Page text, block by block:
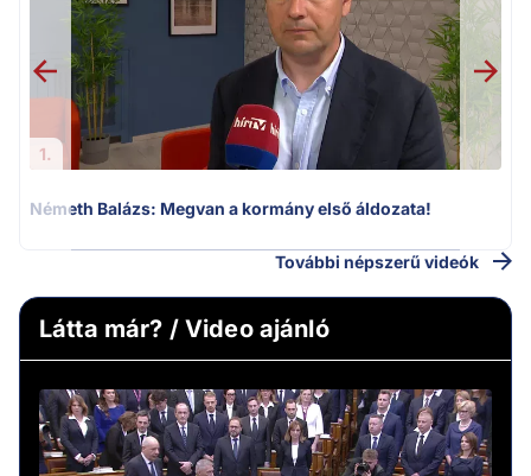
1.
Németh Balázs: Megvan a kormány első áldozata!
További népszerű videók
Látta már? / Video ajánló